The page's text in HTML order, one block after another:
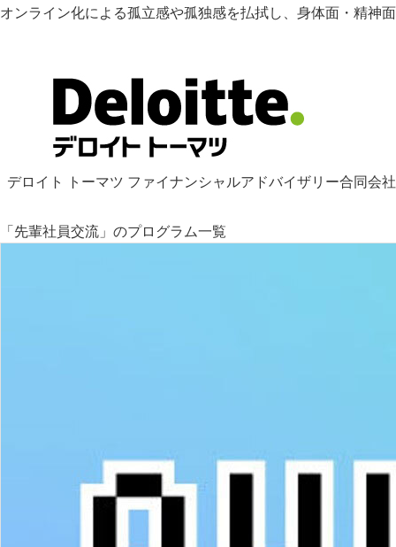
オンライン化による孤立感や孤独感を払拭し、身体面・精神
デロイト トーマツ ファイナンシャルアドバイザリー合同会社
「先輩社員交流」のプログラム一覧